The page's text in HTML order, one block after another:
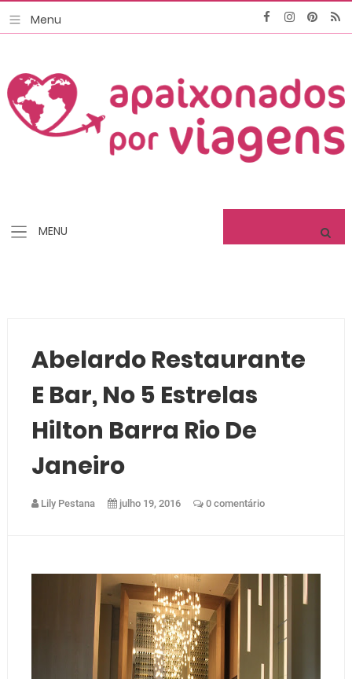
Abelardo Restaurante
E Bar, No 5 Estrelas
Hilton Barra Rio De
Janeiro
Lily Pestana julho 19, 2016 0 comentário